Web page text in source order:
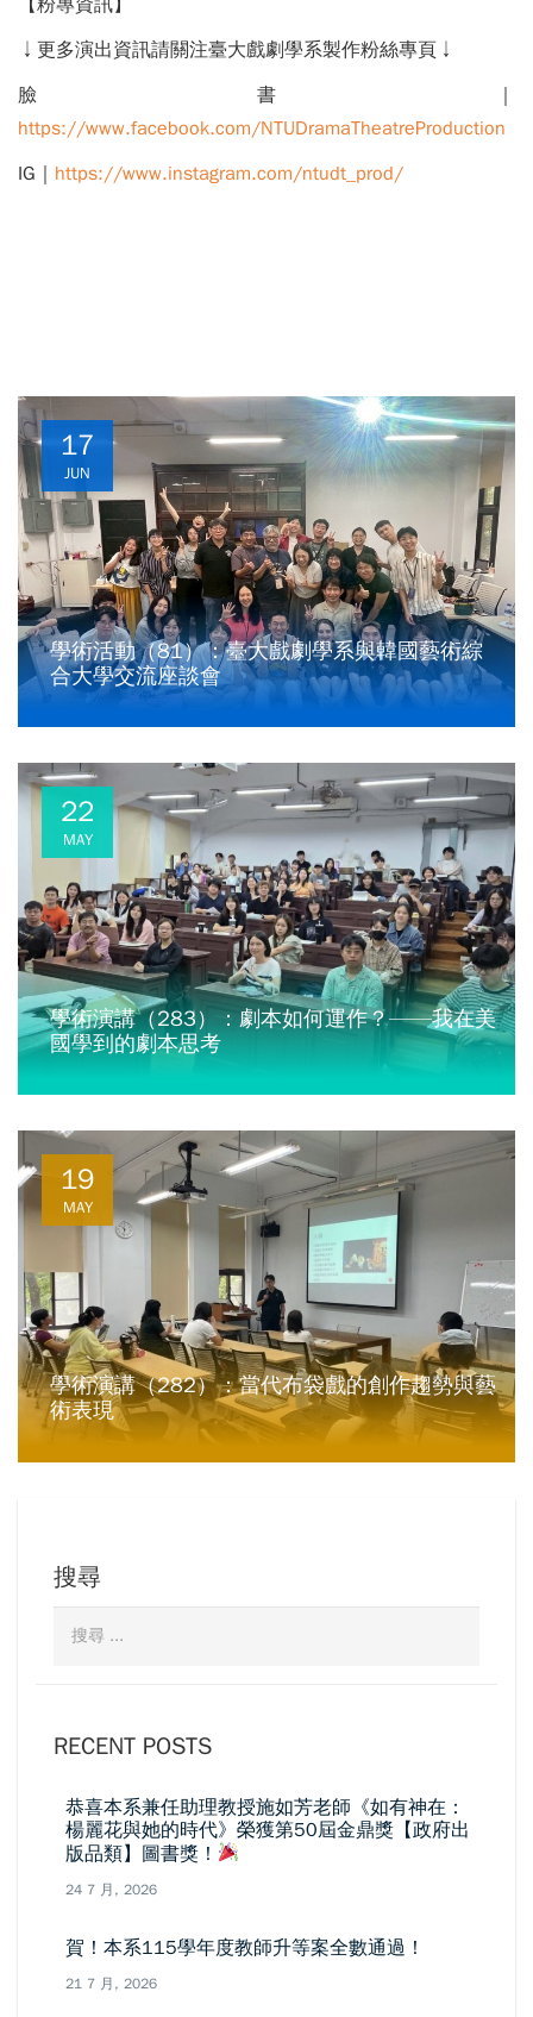
↓更多演出資訊請關注臺大戲劇學系製作粉絲專頁↓
臉書｜
https://www.facebook.com/NTUDramaTheatreProduction
IG｜ https://www.instagram.com/ntudt_prod/
17
JUN
學術活動（81）：臺大戲劇學系與韓國藝術綜
合大學交流座談會
22
MAY
學術演講（283）：劇本如何運作？——我在美
國學到的劇本思考
19
MAY
學術演講（282）：當代布袋戲的創作趨勢與藝
術表現
搜尋
RECENT POSTS
恭喜本系兼任助理教授施如芳老師《如有神在：
楊麗花與她的時代》榮獲第50屆金鼎獎【政府出
版品類】圖書獎！
24 7 月, 2026
賀！本系115學年度教師升等案全數通過！
21 7 月, 2026